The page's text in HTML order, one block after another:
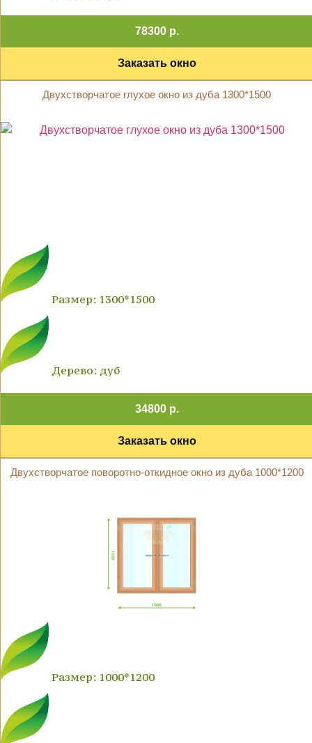
78300 р.
Заказать окно
Двухстворчатое глухое окно из дуба 1300*1500
Размер: 1300*1500
Дерево: дуб
34800 р.
Заказать окно
Двухстворчатое поворотно-откидное окно из дуба 1000*1200
Размер: 1000*1200